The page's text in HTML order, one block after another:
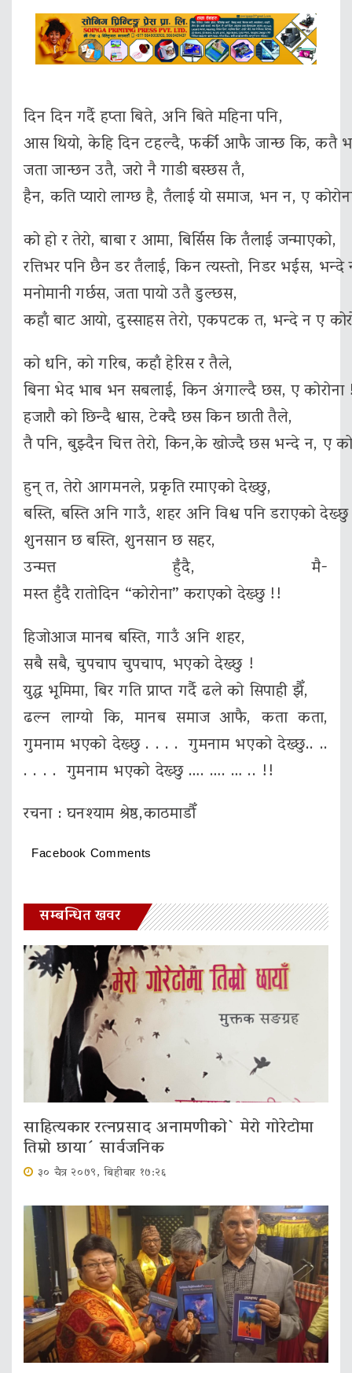
दिन दिन गर्दै हप्ता बिते, अनि बिते महिना पनि,
आस थियो, केहि दिन टहल्दै, फर्की आफै जान्छ कि, कतै
जता जान्छन उतै, जरो नै गाडी बस्छस तँ,
हैन, कति प्यारो लाग्छ है, तँलाई यो समाज, भन न, ए
को हो र तेरो, बाबा र आमा, बिर्सिस कि तँलाई जन्माएको,
रत्तिभर पनि छैन डर तँलाई, किन त्यस्तो, निडर भईस, भन्दे
मनोमानी गर्छस, जता पायो उतै डुल्छस,
कहाँ बाट आयो, दुस्साहस तेरो, एकपटक त, भन्दे न ए
को धनि, को गरिब, कहाँ हेरिस र तैले,
बिना भेद भाब भन सबलाई, किन अंगाल्दै छस, ए कोरोना
हजारौ को छिन्दै श्वास, टेक्दै छस किन छाती तैले,
तै पनि, बुझ्दैन चित्त तेरो, किन,के खोज्दै छस भन्दे न, ए
हुन् त, तेरो आगमनले, प्रकृति रमाएको देख्छु,
बस्ति, बस्ति अनि गाउँ, शहर अनि विश्व पनि डराएको
शुनसान छ बस्ति, शुनसान छ सहर,
उन्मत्त हुँदै, मै-
मस्त हुँदै रातोदिन “कोरोना” कराएको देख्छु !!
हिजोआज मानब बस्ति, गाउँ अनि शहर,
सबै सबै, चुपचाप चुपचाप, भएको देख्छु !
युद्ध भूमिमा, बिर गति प्राप्त गर्दै ढले को सिपाही झैँ,
ढल्न लाग्यो कि, मानब समाज आफै, कता कता,
गुमनाम भएको देख्छु . . . . गुमनाम भएको देख्छु.. ..
. . . . गुमनाम भएको देख्छु …. …. … .. !!
रचना : घनश्याम श्रेष्ठ,काठमाडौँ
Facebook Comments
सम्बन्धित खवर
साहित्यकार रत्नप्रसाद अनामणीको` मेरो गोरेटोमा
तिम्रो छाया´ सार्वजनिक
३० चैत्र २०७९, बिहीबार १७:२६